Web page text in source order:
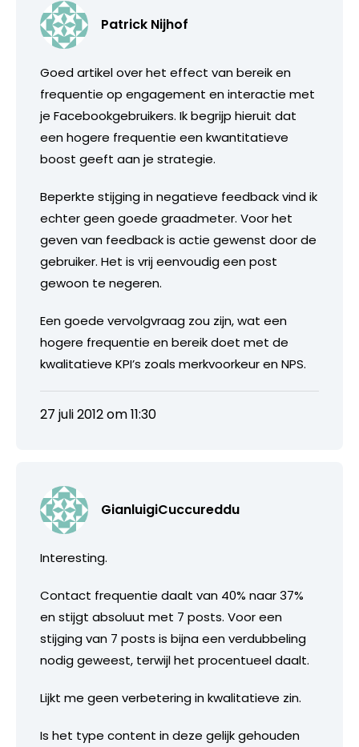
Patrick Nijhof
Goed artikel over het effect van bereik en
frequentie op engagement en interactie met
je Facebookgebruikers. Ik begrijp hieruit dat
een hogere frequentie een kwantitatieve
boost geeft aan je strategie.
Beperkte stijging in negatieve feedback vind ik
echter geen goede graadmeter. Voor het
geven van feedback is actie gewenst door de
gebruiker. Het is vrij eenvoudig een post
gewoon te negeren.
Een goede vervolgvraag zou zijn, wat een
hogere frequentie en bereik doet met de
kwalitatieve KPI’s zoals merkvoorkeur en NPS.
27 juli 2012 om 11:30
GianluigiCuccureddu
Interesting.
Contact frequentie daalt van 40% naar 37%
en stijgt absoluut met 7 posts. Voor een
stijging van 7 posts is bijna een verdubbeling
nodig geweest, terwijl het procentueel daalt.
Lijkt me geen verbetering in kwalitatieve zin.
Is het type content in deze gelijk gehouden